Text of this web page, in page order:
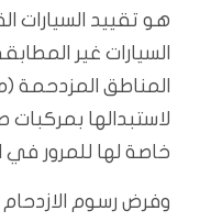
هو تقييد السيارات
السيارات غير
المناطق المزدحمة
لاستبدالها
خاصة لها للمرور في
وفرض رسوم